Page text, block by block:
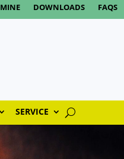
DOWNLOADS FAQS
SERVICE